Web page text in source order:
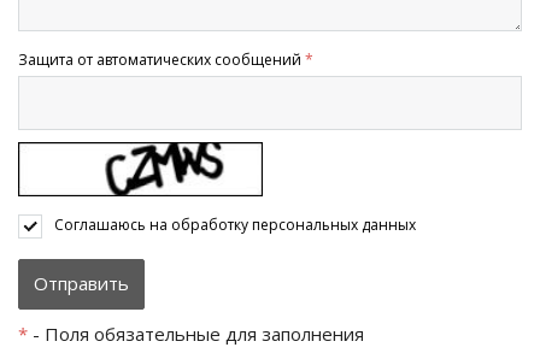
Защита от автоматических сообщений *
Соглашаюсь на обработкуперсональных данных
* - Поля обязательные для заполнения